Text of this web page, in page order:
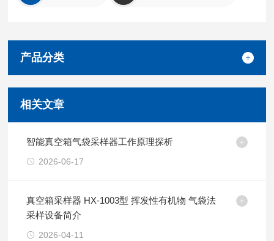
产品分类
相关文章
智能真空箱气袋采样器工作原理探析
2026-06-17
真空箱采样器 HX-1003型 挥发性有机物 气袋法
采样设备简介
2026-04-11